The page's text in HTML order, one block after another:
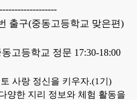
출구(중동고등학교 맞은편)
고등학교 정문 17:30-18:00
사랑 정신을 키우자.(1기)
양한 지리 정보와 체험 활동을